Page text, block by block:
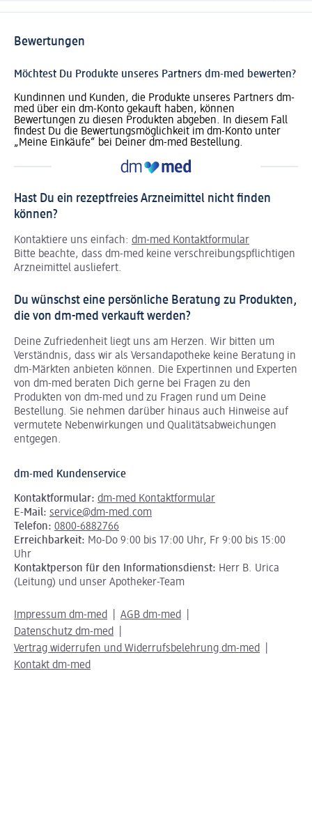
Bewertungen
Möchtest Du Produkte unseres Partners dm-med bewerten?
Kundinnen und Kunden, die Produkte unseres Partners dm-
med über ein dm-Konto gekauft haben, können
Bewertungen zu diesen Produkten abgeben. In diesem Fall
findest Du die Bewertungsmöglichkeit im dm-Konto unter
„Meine Einkäufe“ bei Deiner dm-med Bestellung.
Hast Du ein rezeptfreies Arzneimittel nicht finden
können?
Kontaktiere uns einfach: dm-med Kontaktformular
Bitte beachte, dass dm-med keine verschreibungspflichtigen
Arzneimittel ausliefert.
Du wünschst eine persönliche Beratung zu Produkten,
die von dm-med verkauft werden?
Deine Zufriedenheit liegt uns am Herzen. Wir bitten um
Verständnis, dass wir als Versandapotheke keine Beratung in
dm-Märkten anbieten können. Die Expertinnen und Experten
von dm-med beraten Dich gerne bei Fragen zu den
Produkten von dm-med und zu Fragen rund um Deine
Bestellung. Sie nehmen darüber hinaus auch Hinweise auf
vermutete Nebenwirkungen und Qualitätsabweichungen
entgegen.
dm-med Kundenservice
Kontaktformular: dm-med Kontaktformular
E-Mail: service@dm-med.com
Telefon: 0800-6882766
Erreichbarkeit: Mo-Do 9:00 bis 17:00 Uhr, Fr 9:00 bis 15:00
Uhr
Kontaktperson für den Informationsdienst: Herr B. Urica
(Leitung) und unser Apotheker-Team
Impressum dm-med
AGB dm-med
Datenschutz dm-med
Vertrag widerrufen und Widerrufsbelehrung dm-med
Kontakt dm-med